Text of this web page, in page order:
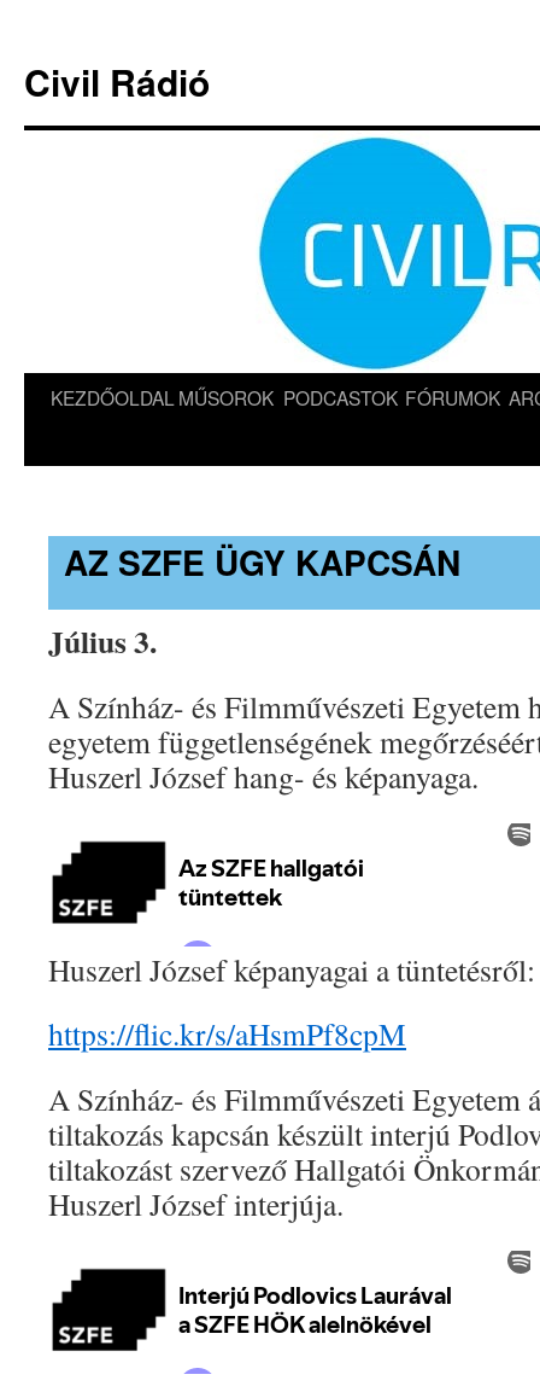
tartalomba
Civil Rádió
KEZDŐOLDAL MŰSOROK PODCASTOK FÓRUMOK
AZ SZFE ÜGY KAPCSÁN
Július 3.
A Színház- és Filmművészeti Egyetem
egyetem függetlenségének
Huszerl József hang- és képanyaga.
Huszerl József képanyagai a tüntetésről:
https://flic.kr/s/aHsmPf8cpM
A Színház- és Filmművészeti Egyetem
tiltakozás kapcsán készült interjú
tiltakozást szervező Hallgatói
Huszerl József interjúja.